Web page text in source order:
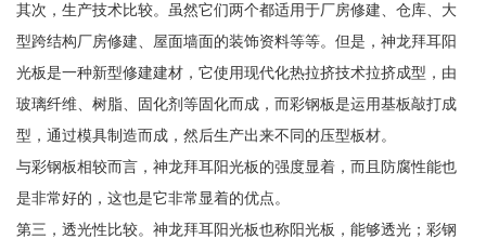
其次，生产技术比较。虽然它们两个都适用于厂房修建、仓库、大
型跨结构厂房修建、屋面墙面的装饰资料等等。但是，神龙拜耳阳
光板是一种新型修建建材，它使用现代化热拉挤技术拉挤成型，由
玻璃纤维、树脂、固化剂等固化而成，而彩钢板是运用基板敲打成
型，通过模具制造而成，然后生产出来不同的压型板材。
与彩钢板相较而言，神龙拜耳阳光板的强度显着，而且防腐性能也
是非常好的，这也是它非常显着的优点。
第三，透光性比较。神龙拜耳阳光板也称阳光板，能够透光；彩钢